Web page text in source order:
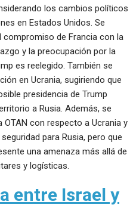
los cambios políticos
en Estados Unidos. Se
de Francia con la
y la preocupación por la
es reelegido. También se
en Ucrania, sugiriendo que
presidencia de Trump
a Rusia. Además, se
con respecto a Ucrania y
para Rusia, pero que
una amenaza más allá de
y logísticas.
entre Israel y